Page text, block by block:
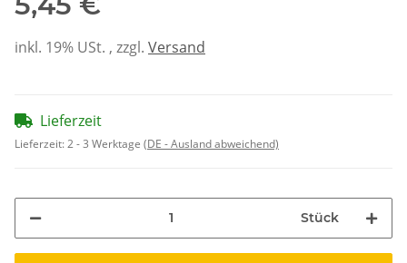
inkl. 19% USt. , zzgl. Versand
Lieferzeit
Lieferzeit:2 - 3 Werktage (DE - Ausland abweichend)
Stück